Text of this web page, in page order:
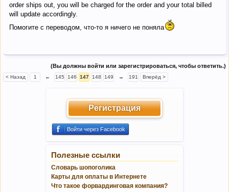
order ships out, you will be charged for the order and your total billed
will update accordingly.
Помогите с переводом, что-то я ничего не поняла
(Вы должны войти или зарегистрироваться, чтобы ответить.)
< Назад 1 ← 145 146 147 148 149 → 191 Вперёд >
Регистрация
Войти через Facebook
Полезные ссылки
Словарь шопоголика
Карты для оплаты в Интернете
Что такое форвардинговая компания?